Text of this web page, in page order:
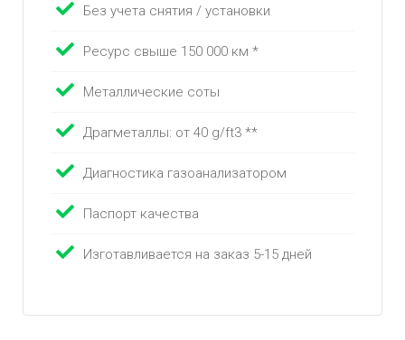
Без учета снятия / установки
Ресурс свыше 150 000 км *
Металлические соты
Драгметаллы: от 40 g/ft3 **
Диагностика газоанализатором
Паспорт качества
Изготавливается на заказ 5-15 дней